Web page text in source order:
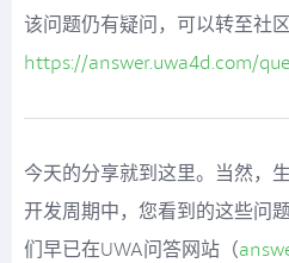
该问题仍有疑问，可以转至社
https://answer.uwa4d.com/
今天的分享就到这里。当然，
开发周期中，您看到的这些问
们早已在UWA问答网站（